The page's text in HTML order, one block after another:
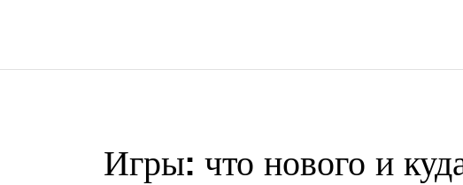
Игры: что нового и